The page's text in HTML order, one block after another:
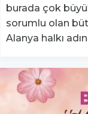
burada çok
sorumlu olan
Alanya halkı